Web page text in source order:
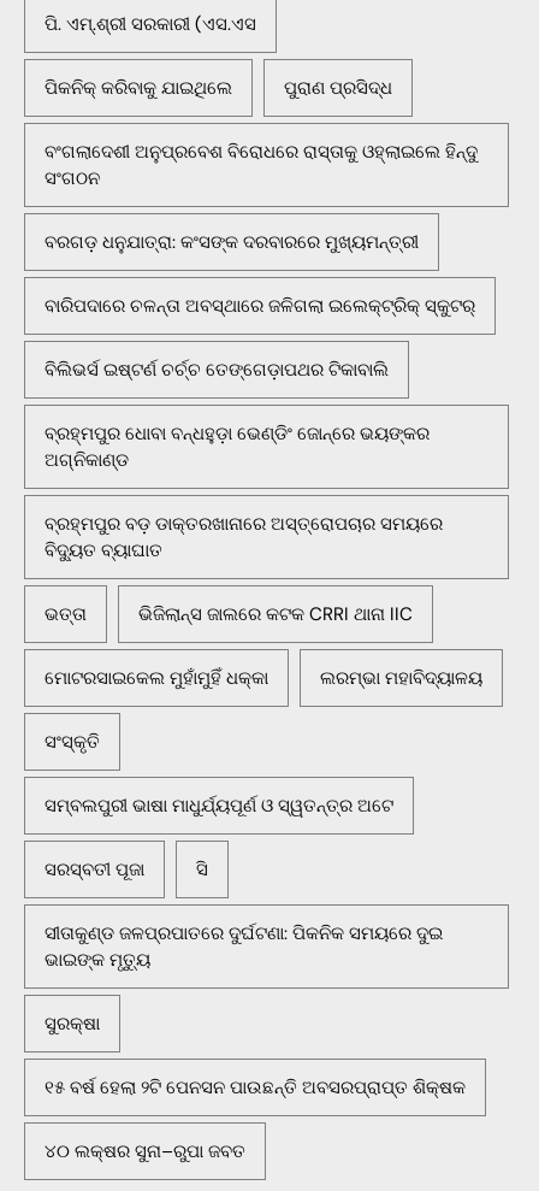
ପି. ଏମ୍.ଶ୍ରୀ ସରକାରୀ (ଏସ.ଏସ
ପିକନିକ୍‌ କରିବାକୁ ଯାଇଥିଲେ ପୁରାଣ ପ୍ରସିଦ୍ଧ
ବଂଗଲାଦେଶୀ ଅନୁପ୍ରବେଶ ବିରୋଧରେ ରାସ୍ତାକୁ ଓହ୍ଲାଇଲେ ହିନ୍ଦୁ
ସଂଗଠନ
ବରଗଡ଼ ଧନୁଯାତ୍ରା: କଂସଙ୍କ ଦରବାରରେ ମୁଖ୍ୟମନ୍ତ୍ରୀ
ବାରିପଦାରେ ଚଳନ୍ତା ଅବସ୍ଥାରେ ଜଳିଗଲା ଇଲେକ୍ଟ୍ରିକ୍ ସ୍କୁଟର୍
ବିଲିଭର୍ସ ଇଷ୍ଟର୍ଣ ଚର୍ଚ୍ଚ ତେଙ୍ଗେଡ଼ାପଥର ଟିକାବାଲି
ବ୍ରହ୍ମପୁର ଧୋବା ବନ୍ଧହୁଡ଼ା ଭେଣ୍ଡିଂ ଜୋନ୍‌ରେ ଭୟଙ୍କର
ଅଗ୍ନିକାଣ୍ଡ
ବ୍ରହ୍ମପୁର ବଡ଼ ଡାକ୍ତରଖାନାରେ ଅସ୍ତ୍ରୋପଚାର ସମୟରେ
ବିଦ୍ୟୁତ ବ୍ୟାଘାତ
ଭତ୍ତା ଭିଜିଲାନ୍ସ ଜାଲରେ କଟକ CRRI ଥାନା IIC
ମୋଟରସାଇକେଲ ମୁହାଁମୁହିଁ ଧକ୍କା ଲରମ୍ଭା ମହାବିଦ୍ୟାଳୟ
ସଂସ୍କୃତି
ସମ୍ବଲପୁରୀ ଭାଷା ମାଧୁର୍ଯ୍ୟପୂର୍ଣ ଓ ସ୍ୱତନ୍ତ୍ର ଅଟେ
ସରସ୍ବତୀ ପୂଜା ସି
ସୀତାକୁଣ୍ଡ ଜଳପ୍ରପାତରେ ଦୁର୍ଘଟଣା: ପିକନିକ ସମୟରେ ଦୁଇ
ଭାଇଙ୍କ ମୃତ୍ୟୁ
ସୁରକ୍ଷା
୧୫ ବର୍ଷ ହେଲା ୨ଟି ପେନସନ ପାଉଛନ୍ତି ଅବସରପ୍ରାପ୍ତ ଶିକ୍ଷକ
୪୦ ଲକ୍ଷର ସୁନା–ରୁପା ଜବତ